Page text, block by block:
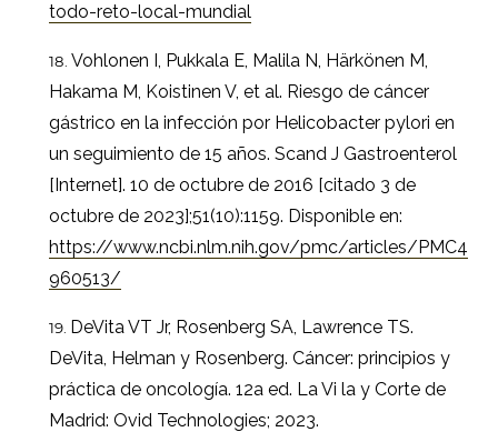
todo-reto-local-mundial
Vohlonen I, Pukkala E, Malila N, Härkönen M,
Hakama M, Koistinen V, et al. Riesgo de cáncer
gástrico en la infección por Helicobacter pylori en
un seguimiento de 15 años. Scand J Gastroenterol
[Internet]. 10 de octubre de 2016 [citado 3 de
octubre de 2023];51(10):1159. Disponible en:
https://www.ncbi.nlm.nih.gov/pmc/articles/PMC4
960513/
DeVita VT Jr, Rosenberg SA, Lawrence TS.
DeVita, Helman y Rosenberg. Cáncer: principios y
práctica de oncología. 12a ed. La Vi la y Corte de
Madrid: Ovid Technologies; 2023.